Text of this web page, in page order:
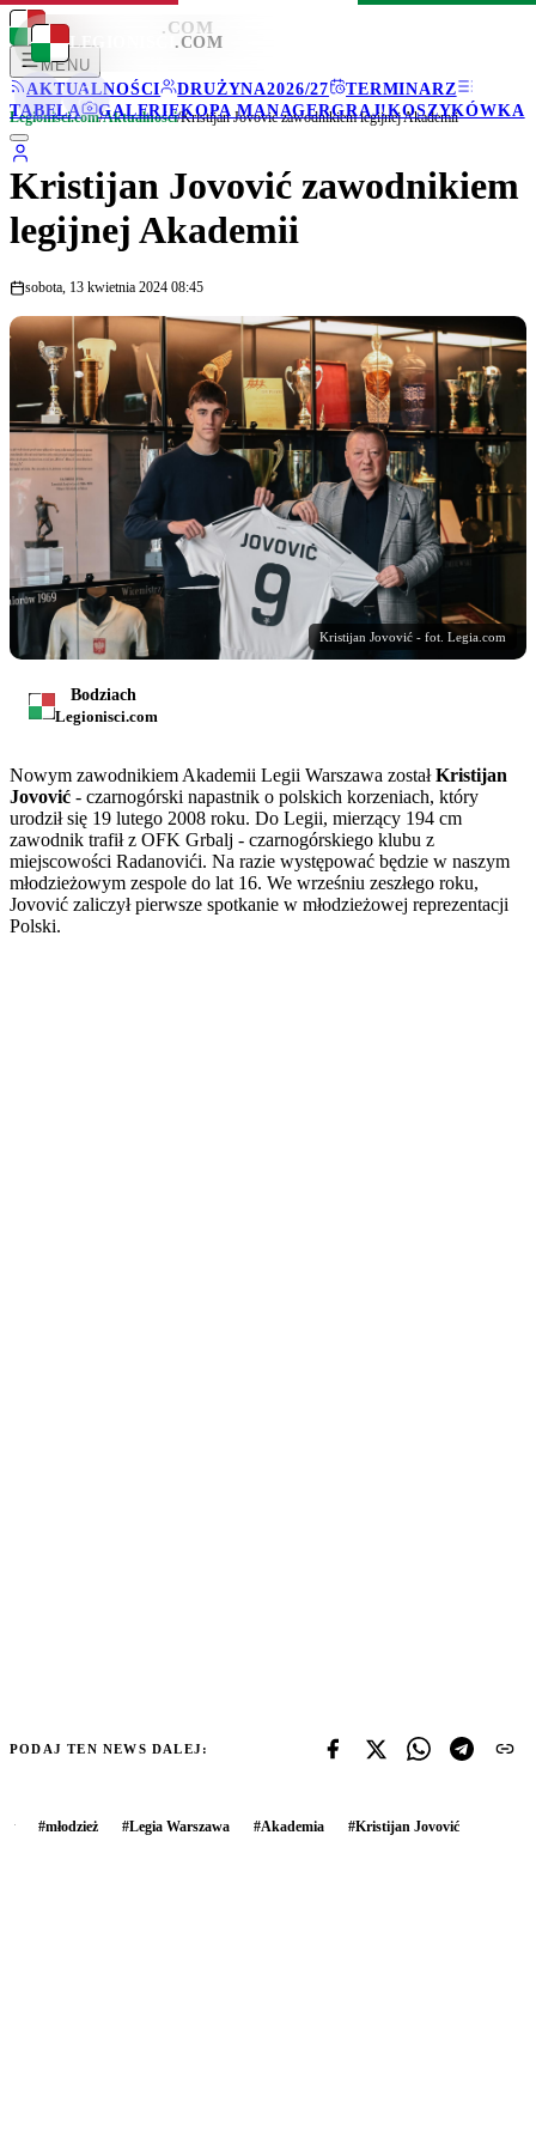
LEGIONISCI .COM
MENU
AKTUALNOŚCI
DRUŻYNA2026/27
TERMINARZ
TABELA
GALERIEKOPA MANAGERGRAJ!KOSZYKÓWKA
LEGIONISCI .COM
Legionisci.com/Aktualności/Kristijan Jovović zawodnikiem legijnej Akademii
Kristijan Jovović zawodnikiem
legijnej Akademii
sobota, 13 kwietnia 2024 08:45
Kristijan Jovović - fot. Legia.com
Bodziach
Legionisci.com
Nowym zawodnikiem Akademii Legii Warszawa zostałKristijan
Jovović - czarnogórski napastnik o polskich korzeniach, który
urodził się 19 lutego 2008 roku. Do Legii, mierzący 194 cm
zawodnik trafił z OFK Grbalj - czarnogórskiego klubu z
miejscowości Radanovići. Na razie występować będzie w naszym
młodzieżowym zespole do lat 16. We wrześniu zeszłego roku,
Jovović zaliczył pierwsze spotkanie w młodzieżowej reprezentacji
Polski.
PODAJ TEN NEWS DALEJ:
#młodzież #Legia Warszawa #Akademia #Kristijan Jovović